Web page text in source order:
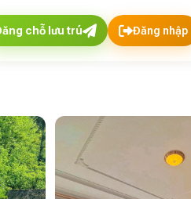
chỗ lưu trú Đăng nhập